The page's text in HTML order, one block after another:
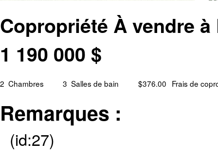
Copropriété À vendre
1 190 000 $
2 Chambres 3 Salles de bain $376.00 Frais de
Remarques :
(id:27)